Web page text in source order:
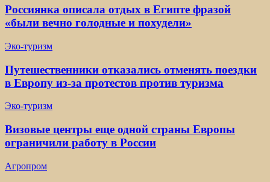
Россиянка описала отдых в Египте фразой
«были вечно голодные и похудели»
Эко-туризм
Путешественники отказались отменять поездки
в Европу из-за протестов против туризма
Эко-туризм
Визовые центры еще одной страны Европы
ограничили работу в России
Агропром